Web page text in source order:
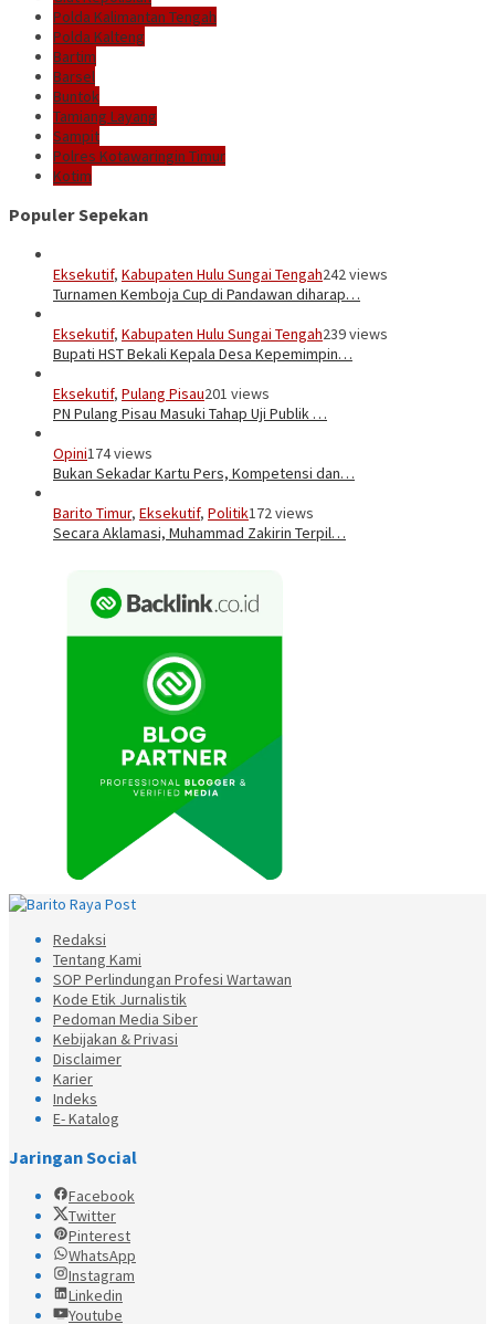
Polda Kalimantan Tengah
Polda Kalteng
Bartim
Barsel
Buntok
Tamiang Layang
Sampit
Polres Kotawaringin Timur
Kotim
Populer Sepekan
Eksekutif, Kabupaten Hulu Sungai Tengah242 views
Turnamen Kemboja Cup di Pandawan diharap…
Eksekutif, Kabupaten Hulu Sungai Tengah239 views
Bupati HST Bekali Kepala Desa Kepemimpin…
Eksekutif, Pulang Pisau201 views
PN Pulang Pisau Masuki Tahap Uji Publik …
Opini174 views
Bukan Sekadar Kartu Pers, Kompetensi dan…
Barito Timur, Eksekutif, Politik172 views
Secara Aklamasi, Muhammad Zakirin Terpil…
Redaksi
Tentang Kami
SOP Perlindungan Profesi Wartawan
Kode Etik Jurnalistik
Pedoman Media Siber
Kebijakan & Privasi
Disclaimer
Karier
Indeks
E- Katalog
Jaringan Social
Facebook
Twitter
Pinterest
WhatsApp
Instagram
Linkedin
Youtube